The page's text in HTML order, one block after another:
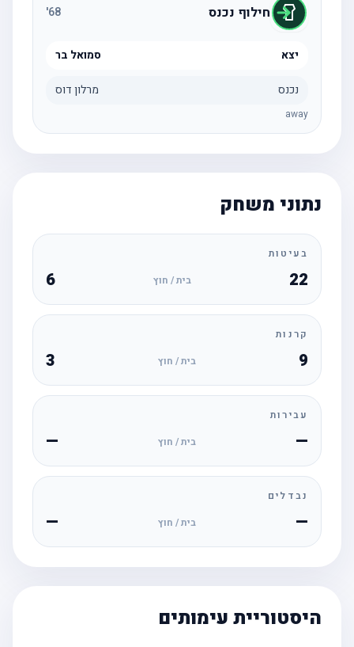
חילוף נכנס 68
'
יצא סמואל בר
נכנס מרלון דוס
away
נתוני משחק
בעיטות
22 בית / חוץ
קרנות
בית / חוץ
עבירות
— בית / חוץ —
נבדלים
— בית / חוץ —
היסטוריית עימותים